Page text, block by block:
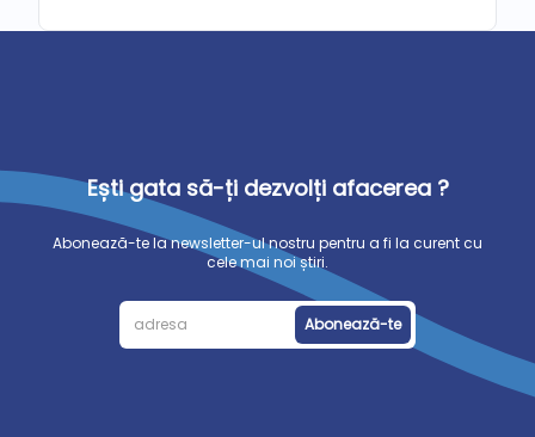
Ești gata să-ți dezvolți afacerea ?
Abonează-te la newsletter-ul nostru pentru a fi la curent cu
cele mai noi știri.
Abonează-te